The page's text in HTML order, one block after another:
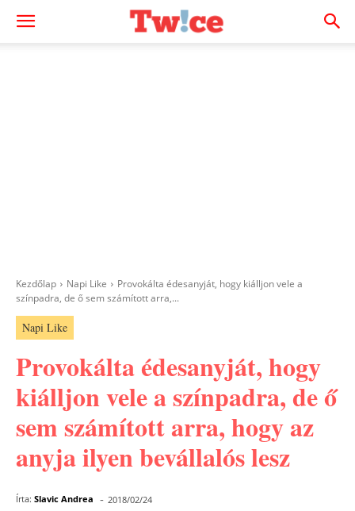
Kezdőlap Napi Like
Provokálta édesanyját, hogy kiálljon vele a
színpadra, de ő sem számított arra,...
Napi Like
Provokálta édesanyját, hogy
kiálljon vele a színpadra, de ő
sem számított arra, hogy az
anyja ilyen bevállalós lesz
Írta: Slavic Andrea - 2018/02/24